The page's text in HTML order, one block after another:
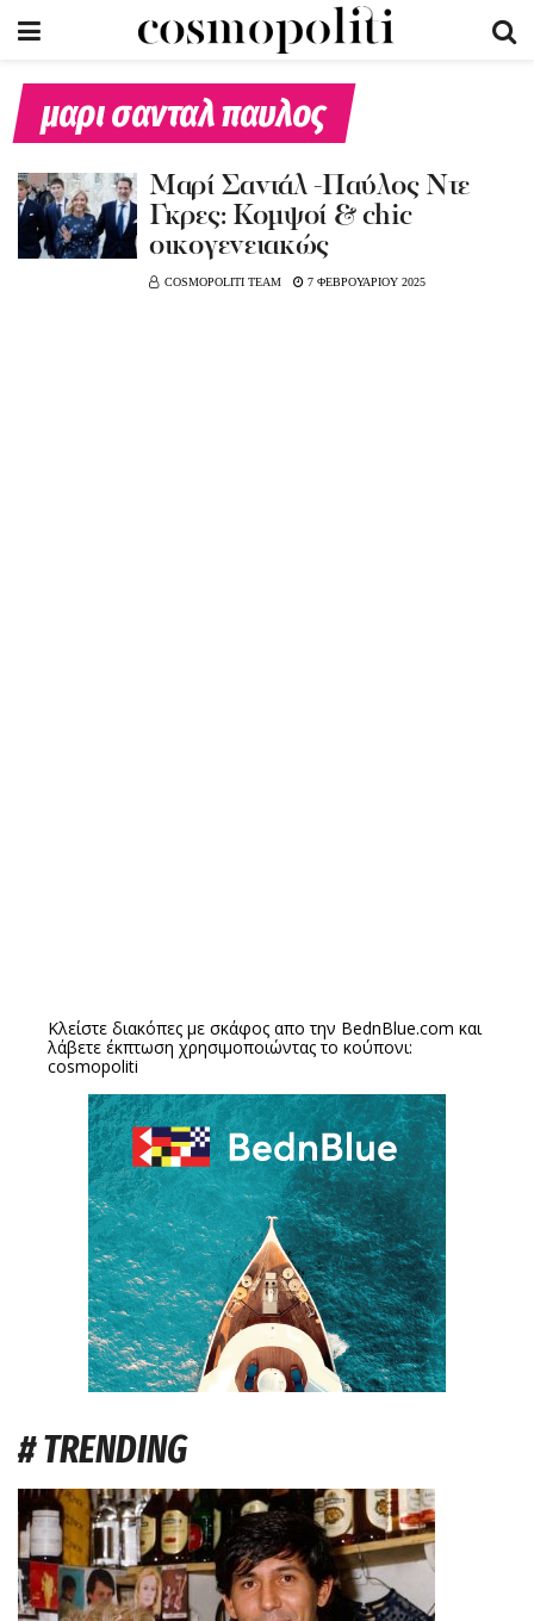
μαρι σανταλ παυλος
Μαρί Σαντάλ -Παύλος Ντε
Γκρες: Κομψοί & chic
οικογενειακώς
COSMOPOLITI TEAM 7 ΦΕΒΡΟΥΑΡΙΟΥ 2025
Κλείστε διακόπες με σκάφος απο την BednBlue.com και
λάβετε έκπτωση χρησιμοποιώντας το κούπονι:
cosmopoliti
# TRENDING